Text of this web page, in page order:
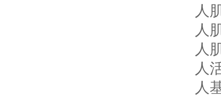
人
人
人
人
人